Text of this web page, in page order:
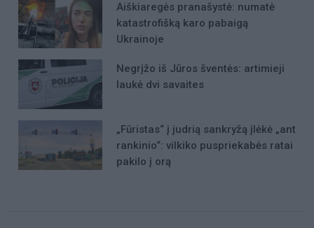
Aiškiaregės pranašystė: numatė
katastrofišką karo pabaigą
Ukrainoje
Negrįžo iš Jūros šventės: artimieji
laukė dvi savaites
„Fūristas“ į judrią sankryžą įlėkė „ant
rankinio“: vilkiko puspriekabės ratai
pakilo į orą